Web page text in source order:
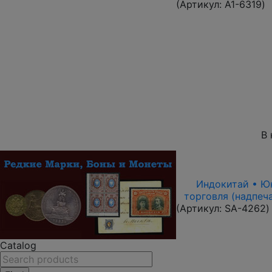
Catalog
(Артикул: A1-6319)
В
Индокитай •
торговля
(Артикул: SA-4262)